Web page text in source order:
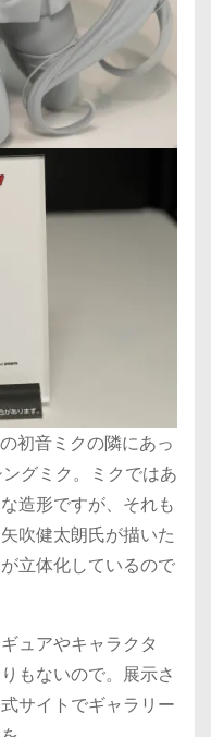
初音ミクの隣にあっ
グミク。ミクではあ
造形ですが、それも
吹健太朗氏が描いた
立体化しているので
ュアやキャラクタ
もないので。展示さ
サイトでギャラリー